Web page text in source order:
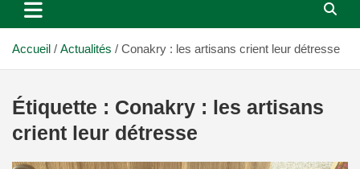
Accueil Actualités Conakry : les artisans crient leur détresse
Étiquette : Conakry : les artisans
crient leur détresse